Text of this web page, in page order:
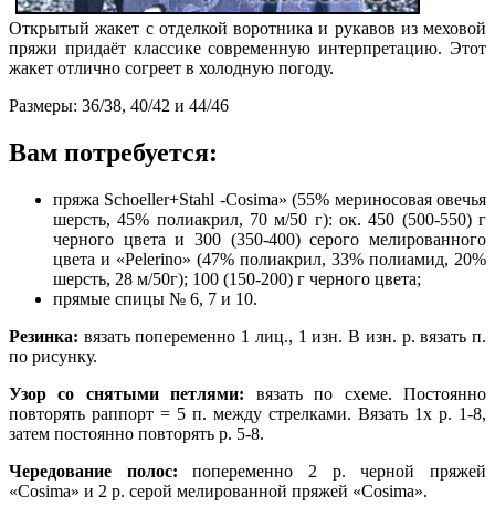
Открытый жакет с отделкой воротника и рукавов из меховой
пряжи придаёт классике современную интерпретацию. Этот
жакет отлично согреет в холодную погоду.
Размеры: 36/38, 40/42 и 44/46
Вам потребуется:
пряжа Schoeller+Stahl -Cosima» (55% мериносовая овечья
шерсть, 45% полиакрил, 70 м/50 г): ок. 450 (500-550) г
черного цвета и 300 (350-400) серого мелированного
цвета и «Pelerino» (47% полиакрил, 33% полиамид, 20%
шерсть, 28 м/50г); 100 (150-200) г черного цвета;
прямые спицы № 6, 7 и 10.
Резинка: вязать попеременно 1 лиц., 1 изн. В изн. р. вязать п.
по рисунку.
Узор со снятыми петлями: вязать по схеме. Постоянно
повторять раппорт = 5 п. между стрелками. Вязать 1х р. 1-8,
затем постоянно повторять р. 5-8.
Чередование полос: попеременно 2 р. черной пряжей
«Cosima» и 2 р. серой мелированной пряжей «Cosima».